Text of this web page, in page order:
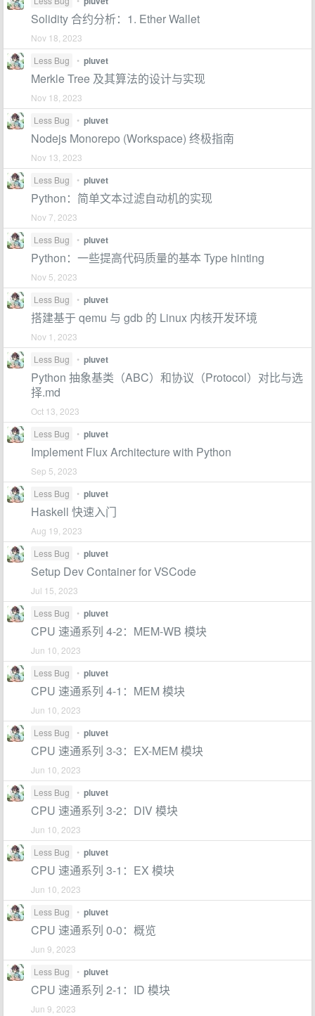
Solidity 合约分析：1. Ether Wallet
Nov 18, 2023
Less Bug
• pluvet
Merkle Tree 及其算法的设计与实现
Nov 18, 2023
Less Bug
• pluvet
Nodejs Monorepo (Workspace) 终极指南
Nov 13, 2023
Less Bug
• pluvet
Python：简单文本过滤自动机的实现
Nov 7, 2023
Less Bug
• pluvet
Python：一些提高代码质量的基本 Type hinting
Nov 5, 2023
Less Bug
• pluvet
搭建基于 qemu 与 gdb 的 Linux 内核开发环境
Nov 1, 2023
Less Bug
• pluvet
Python 抽象基类（ABC）和协议（Protocol）对比与选
择.md
Oct 13, 2023
Less Bug
• pluvet
Implement Flux Architecture with Python
Sep 5, 2023
Less Bug
• pluvet
Haskell 快速入门
Aug 19, 2023
Less Bug
• pluvet
Setup Dev Container for VSCode
Jul 15, 2023
Less Bug
• pluvet
CPU 速通系列 4-2：MEM-WB 模块
Jun 10, 2023
Less Bug
• pluvet
CPU 速通系列 4-1：MEM 模块
Jun 10, 2023
Less Bug
• pluvet
CPU 速通系列 3-3：EX-MEM 模块
Jun 10, 2023
Less Bug
• pluvet
CPU 速通系列 3-2：DIV 模块
Jun 10, 2023
Less Bug
• pluvet
CPU 速通系列 3-1：EX 模块
Jun 10, 2023
Less Bug
• pluvet
CPU 速通系列 0-0：概览
Jun 9, 2023
Less Bug
• pluvet
CPU 速通系列 2-1：ID 模块
Jun 9, 2023